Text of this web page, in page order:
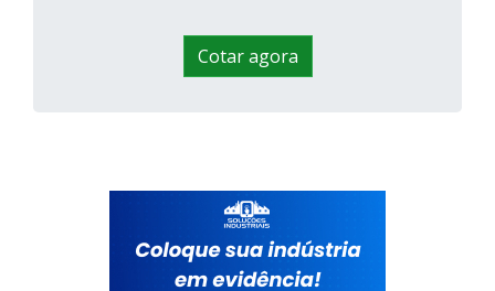
Cotar agora